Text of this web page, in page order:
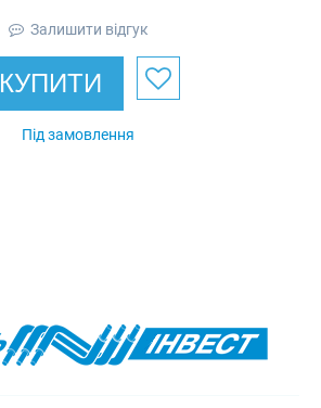
Залишити відгук
КУПИТИ
Під замовлення